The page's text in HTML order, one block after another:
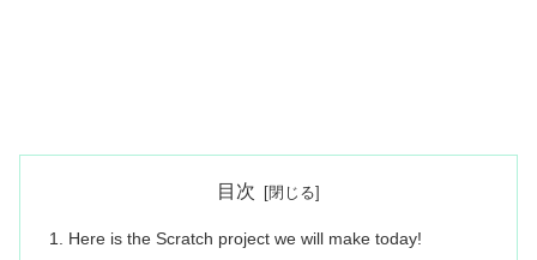
目次
Here is the Scratch project we will make today!